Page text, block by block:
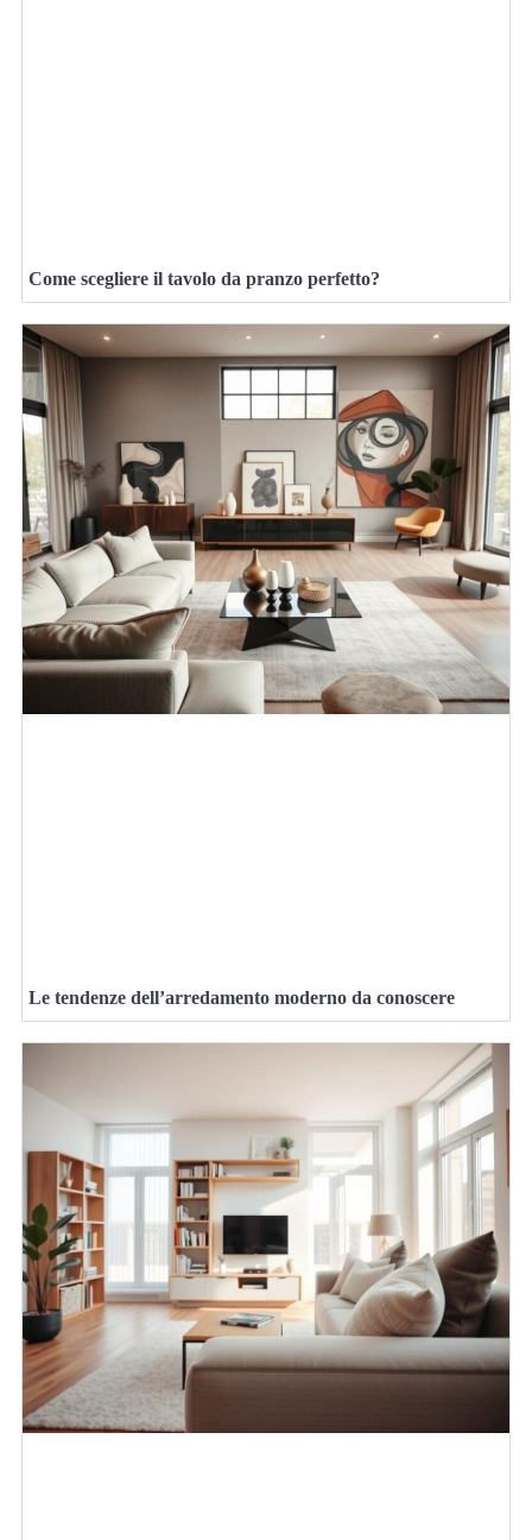
Come scegliere il tavolo da pranzo perfetto?
Le tendenze dell’arredamento moderno da conoscere